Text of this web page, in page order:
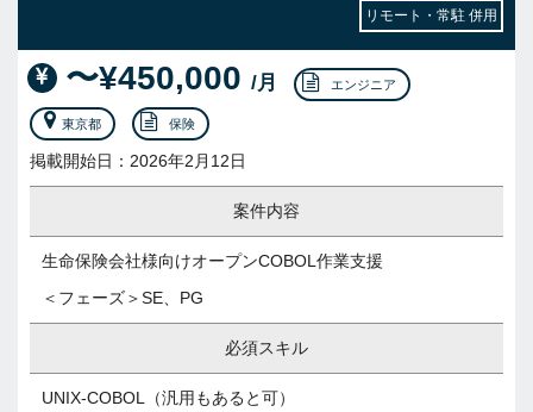
リモート・常駐 併用
〜¥450,000 /月 エンジニア
東京都 保険
掲載開始日：2026年2月12日
案件内容
生命保険会社様向けオープンCOBOL作業支援
＜フェーズ＞SE、PG
必須スキル
UNIX-COBOL（汎用もあると可）